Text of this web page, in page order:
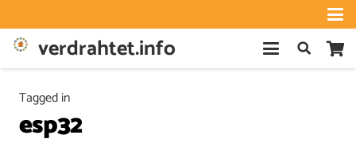
verdrahtet.info
Tagged in
esp32